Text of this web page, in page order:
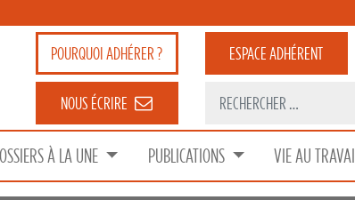
POURQUOIADHÉRER ? ESPACEADHÉRENT
NOUS ÉCRIRE
À LA UNE PUBLICATIONS VIE AU TRAVAIL